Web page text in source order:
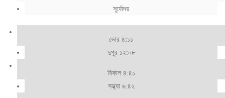
সূর্যোদয়
ভোর ৪:১১
দুপুর ১২:০৮
বিকাল ৪:৪১
সন্ধ্যা ৬:৪২